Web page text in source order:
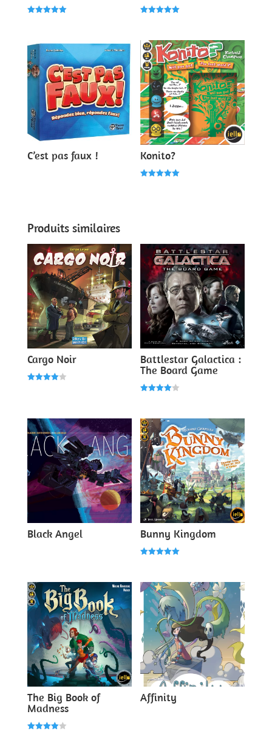
C’est pas faux ! Konito?
Produits similaires
Cargo Noir Battlestar Galactica :
The Board Game
Black Angel Bunny Kingdom
The Big Book of
Madness
Affinity